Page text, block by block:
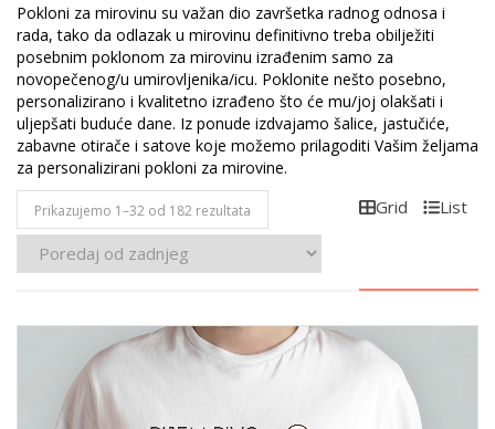
Pokloni za mirovinu su važan dio završetka radnog odnosa i
rada, tako da odlazak u mirovinu definitivno treba obilježiti
posebnim poklonom za mirovinu izrađenim samo za
novopečenog/u umirovljenika/icu. Poklonite nešto posebno,
personalizirano i kvalitetno izrađeno što će mu/joj olakšati i
uljepšati buduće dane. Iz ponude izdvajamo šalice, jastučiće,
zabavne otirače i satove koje možemo prilagoditi Vašim željama
za personalizirani pokloni za mirovine.
Grid List
Prikazujemo 1–32 od 182 rezultata